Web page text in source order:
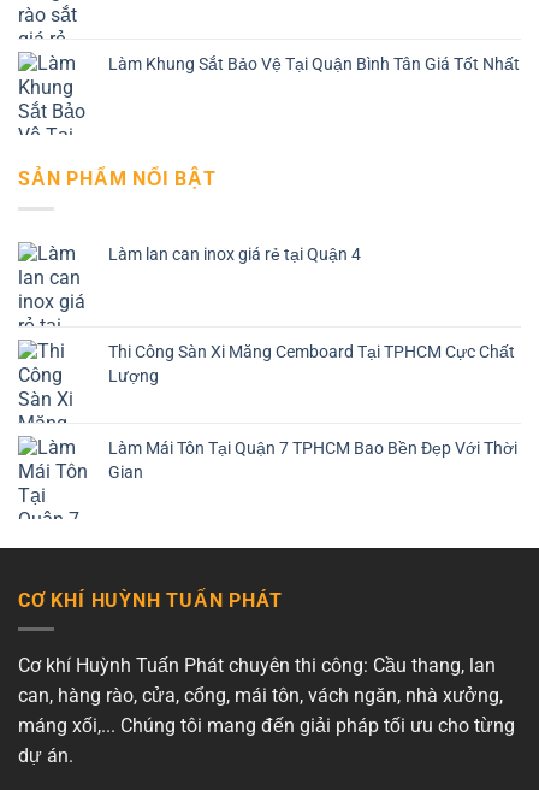
Làm Khung Sắt Bảo Vệ Tại Quận Bình Tân Giá Tốt Nhất
SẢN PHẨM NỔI BẬT
Làm lan can inox giá rẻ tại Quận 4
Thi Công Sàn Xi Măng Cemboard Tại TPHCM Cực Chất
Lượng
Làm Mái Tôn Tại Quận 7 TPHCM Bao Bền Đẹp Với Thời
Gian
CƠ KHÍ HUỲNH TUẤN PHÁT
Cơ khí Huỳnh Tuấn Phát chuyên thi công: Cầu thang, lan
can, hàng rào, cửa, cổng, mái tôn, vách ngăn, nhà xưởng,
máng xối,... Chúng tôi mang đến giải pháp tối ưu cho từng
dự án.